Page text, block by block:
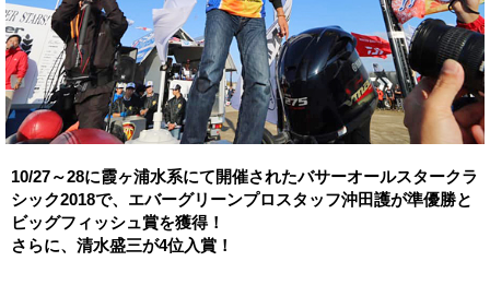
10/27～28に霞ヶ浦水系にて開催されたバサーオールスタークラ
シック2018で、エバーグリーンプロスタッフ沖田護が準優勝と
ビッグフィッシュ賞を獲得！
さらに、清水盛三が4位入賞！